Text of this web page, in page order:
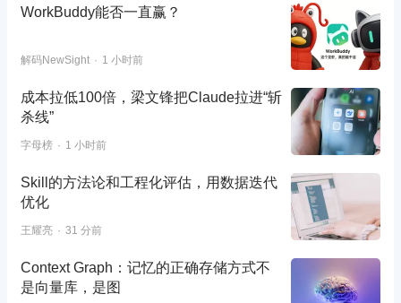
WorkBuddy能否一直赢？
解码NewSight 1 小时前
成本拉低100倍，梁文锋把Claude拉进“斩
杀线”
字母榜 1 小时前
Skill的方法论和工程化评估，用数据迭代
优化
王耀亮 31 分前
Context Graph：记忆的正确存储方式不
是向量库，是图